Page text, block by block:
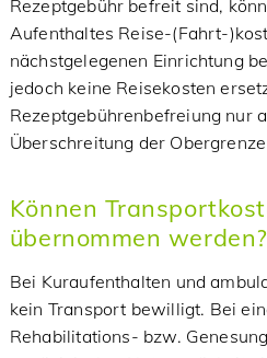
Rezeptgebühr befreit sind,
Aufenthaltes Reise-(Fahrt-
nächstgelegenen Einrichtung
jedoch keine Reisekosten
Rezeptgebührenbefreiung nur
Überschreitung der
Können
übernommen werden?
Bei Kuraufenthalten und
kein Transport bewilligt. Bei
Rehabilitations- bzw.